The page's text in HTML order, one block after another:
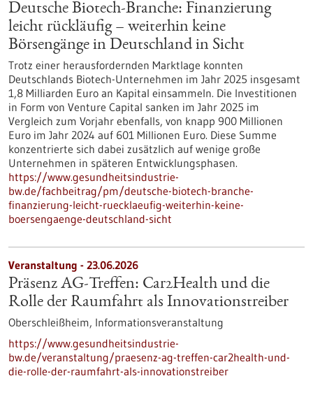
Deutsche Biotech-Branche: Finanzierung
leicht rückläufig – weiterhin keine
Börsengänge in Deutschland in Sicht
Trotz einer herausfordernden Marktlage konnten
Deutschlands Biotech-Unternehmen im Jahr 2025 insgesamt
1,8 Milliarden Euro an Kapital einsammeln. Die Investitionen
in Form von Venture Capital sanken im Jahr 2025 im
Vergleich zum Vorjahr ebenfalls, von knapp 900 Millionen
Euro im Jahr 2024 auf 601 Millionen Euro. Diese Summe
konzentrierte sich dabei zusätzlich auf wenige große
Unternehmen in späteren Entwicklungsphasen.
https://www.gesundheitsindustrie-
bw.de/fachbeitrag/pm/deutsche-biotech-branche-
finanzierung-leicht-ruecklaeufig-weiterhin-keine-
boersengaenge-deutschland-sicht
Veranstaltung - 23.06.2026
Präsenz AG-Treffen: Car2Health und die
Rolle der Raumfahrt als Innovationstreiber
Oberschleißheim, Informationsveranstaltung
https://www.gesundheitsindustrie-
bw.de/veranstaltung/praesenz-ag-treffen-car2health-und-
die-rolle-der-raumfahrt-als-innovationstreiber